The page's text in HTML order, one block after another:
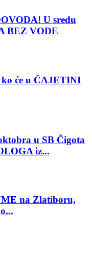
U sredu
BEZ VODE
će u ČAJETINI
u SB Čigota
iz...
na Zlatiboru,